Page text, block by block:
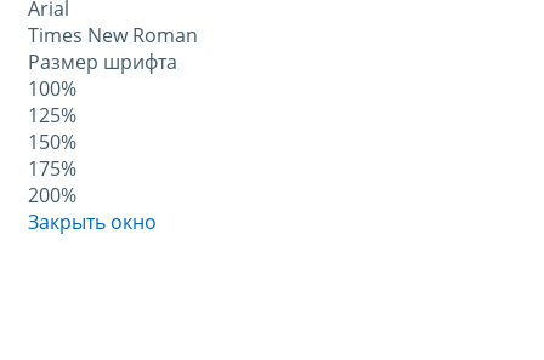
Arial
Times New Roman
Размер шрифта
100%
125%
150%
175%
200%
Закрыть окно